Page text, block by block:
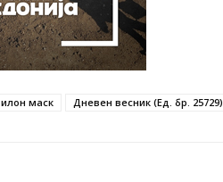
илон маск Дневен весник (Ед. бр. 25729)